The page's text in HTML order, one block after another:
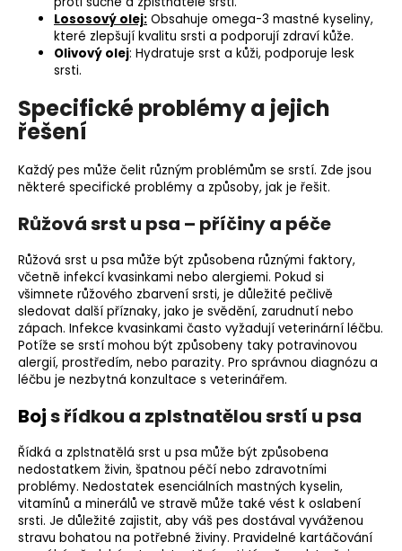
Lososový olej: Obsahuje omega-3 mastné kyseliny,
které zlepšují kvalitu srsti a podporují zdraví kůže.
Olivový olej: Hydratuje srst a kůži, podporuje lesk
srsti.
Specifické problémy a jejich
řešení
Každý pes může čelit různým problémům se srstí. Zde jsou
některé specifické problémy a způsoby, jak je řešit.
Růžová srst u psa – příčiny a péče
Růžová srst u psa může být způsobena různými faktory,
včetně infekcí kvasinkami nebo alergiemi. Pokud si
všimnete růžového zbarvení srsti, je důležité pečlivě
sledovat další příznaky, jako je svědění, zarudnutí nebo
zápach. Infekce kvasinkami často vyžadují veterinární léčbu.
Potíže se srstí mohou být způsobeny taky potravinovou
alergií, prostředím, nebo parazity. Pro správnou diagnózu a
léčbu je nezbytná konzultace s veterinářem.
Bojs řídkou a zplstnatělou srstí u psa
Řídká a zplstnatělá srst u psa může být způsobena
nedostatkem živin, špatnou péčí nebo zdravotními
problémy. Nedostatek esenciálních mastných kyselin,
vitamínů a minerálů ve stravě může také vést k oslabení
srsti. Je důležité zajistit, aby váš pes dostával vyváženou
stravu bohatou na potřebné živiny. Pravidelné kartáčování